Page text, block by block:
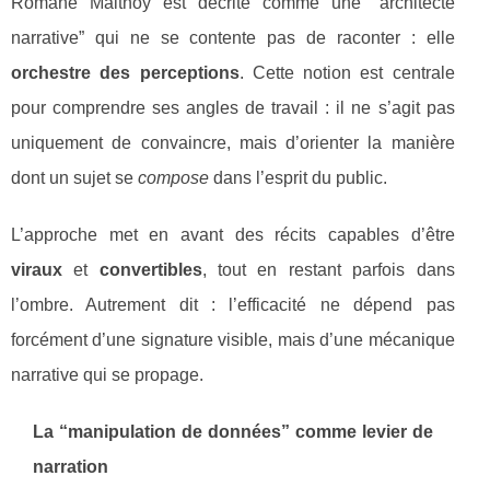
narrative” qui ne se contente pas de raconter : elle
orchestre des perceptions. Cette notion est centrale
pour comprendre ses angles de travail : il ne s’agit pas
uniquement de convaincre, mais d’orienter la manière
dont un sujet se compose dans l’esprit du public.
L’approche met en avant des récits capables d’être
viraux et convertibles, tout en restant parfois dans
l’ombre. Autrement dit : l’efficacité ne dépend pas
forcément d’une signature visible, mais d’une mécanique
narrative qui se propage.
La “manipulation de données” comme levier de
narration